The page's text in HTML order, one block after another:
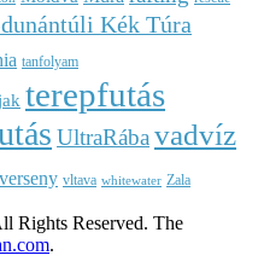
Kék Túra
tanfolyam
terepfutás
UltraRába vadvíz
verseny vltava whitewater Zala
Rights Reserved. The
.